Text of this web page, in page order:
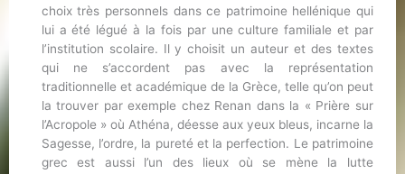
choix très personnels dans ce patrimoine hellénique qui
lui a été légué à la fois par une culture familiale et par
l’institution scolaire. Il y choisit un auteur et des textes
qui ne s’accordent pas avec la représentation
traditionnelle et académique de la Grèce, telle qu’on peut
la trouver par exemple chez Renan dans la « Prière sur
l’Acropole » où Athéna, déesse aux yeux bleus, incarne la
Sagesse, l’ordre, la pureté et la perfection. Le patrimoine
grec est aussi l’un des lieux où se mène la lutte